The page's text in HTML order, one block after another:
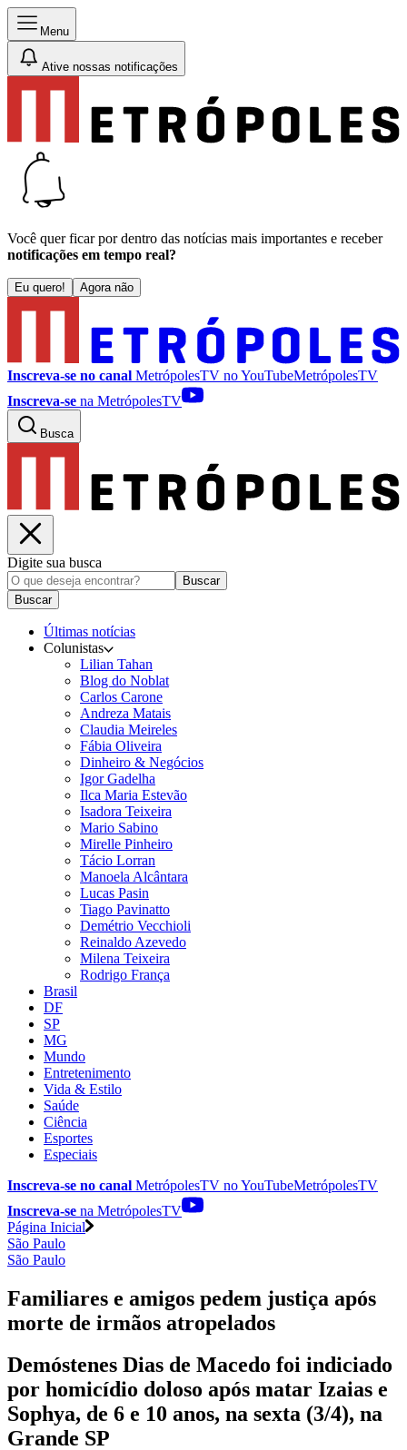
Menu
Ative nossas notificações
Você quer ficar por dentro das notícias mais importantes e receber
notificações em tempo real?
Eu quero! Agora não
Inscreva-se no canal MetrópolesTV noYouTubeMetrópolesTV
Inscreva-se na MetrópolesTV
Busca
Digite sua busca
Buscar
Buscar
Últimas notícias
Colunistas
Lilian Tahan
Blog do Noblat
Carlos Carone
Andreza Matais
Claudia Meireles
Fábia Oliveira
Dinheiro & Negócios
Igor Gadelha
Ilca Maria Estevão
Isadora Teixeira
Mario Sabino
Mirelle Pinheiro
Tácio Lorran
Manoela Alcântara
Lucas Pasin
Tiago Pavinatto
Demétrio Vecchioli
Reinaldo Azevedo
Milena Teixeira
Rodrigo França
Brasil
DF
SP
MG
Mundo
Entretenimento
Vida & Estilo
Saúde
Ciência
Esportes
Especiais
Inscreva-se no canal MetrópolesTV noYouTubeMetrópolesTV
Inscreva-se na MetrópolesTV
Página Inicial
São Paulo
São Paulo
Familiares e amigos pedem justiça após
morte de irmãos atropelados
Demóstenes Dias de Macedo foi indiciado
por homicídio doloso após matar Izaias e
Sophya, de 6 e 10 anos, na sexta (3/4), na
Grande SP